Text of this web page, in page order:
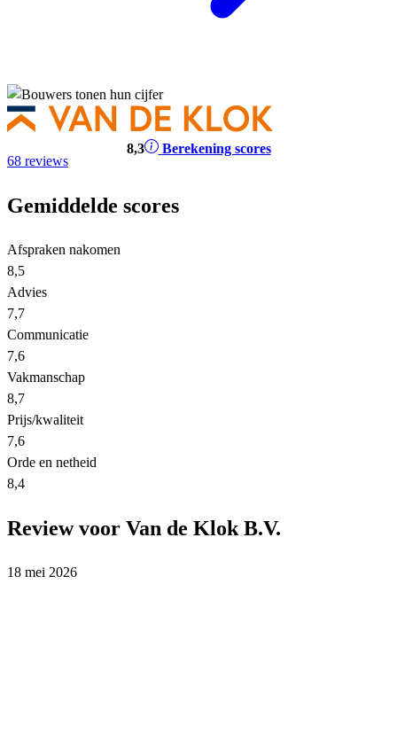
8,3
Berekening scores
68 reviews
Gemiddelde scores
Afspraken nakomen
8,5
Advies
7,7
Communicatie
7,6
Vakmanschap
8,7
Prijs/kwaliteit
7,6
Orde en netheid
8,4
Review voor Van de Klok B.V.
18 mei 2026